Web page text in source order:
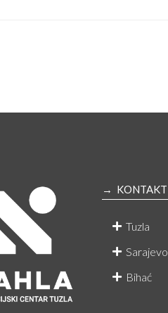
→ KONTAKT
Tuzla
Sarajevo
Bihać